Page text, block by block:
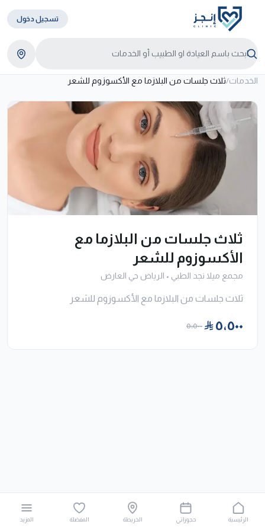
تسجيل دخول
الخدمات/ثلاث جلسات من البلازما مع الأكسوزوم للشعر
ثلاث جلسات من البلازما مع
الأكسوزوم للشعر
مجمع ميلا نجد الطبي • الرياض حي العارض
ثلاث جلسات من البلازما مع الأكسوزوم للشعر
٥٬٥٠٠ ٥٬٥٠٠
الرئيسية حجوزاتي الخريطة المفضلة المزيد